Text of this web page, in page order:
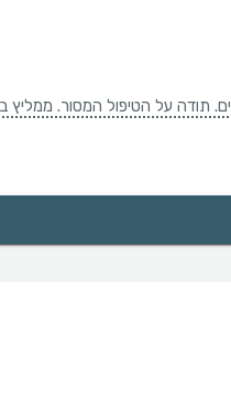
תודה על הטיפול המסור. ממליץ